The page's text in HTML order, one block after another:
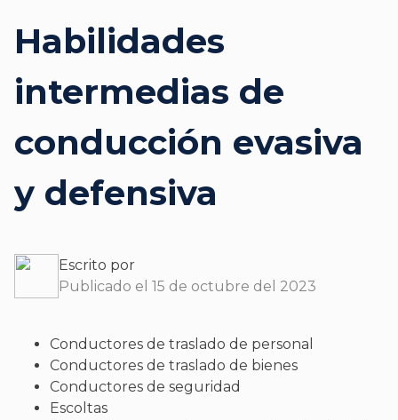
Habilidades
intermedias de
conducción evasiva
y defensiva
Escrito por
Publicado el 15 de octubre del 2023
Conductores de traslado de personal
Conductores de traslado de bienes
Conductores de seguridad
Escoltas